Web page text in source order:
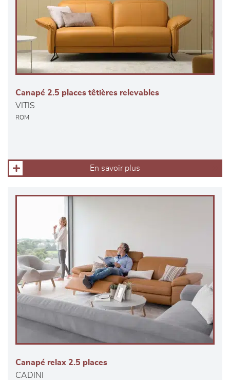
Canapé 2.5 places têtières relevables
VITIS
ROM
En savoir plus
Canapé relax 2.5 places
CADINI